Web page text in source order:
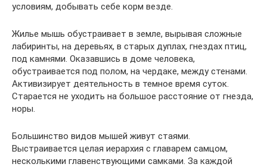
условиям, добывать себе корм везде.
Жилье мышь обустраивает в земле, вырывая сложные
лабиринты, на деревьях, в старых дуплах, гнездах птиц,
под камнями. Оказавшись в доме человека,
обустраивается под полом, на чердаке, между стенами.
Активизирует деятельность в темное время суток.
Старается не уходить на большое расстояние от гнезда,
норы.
Большинство видов мышей живут стаями.
Выстраивается целая иерархия с главарем самцом,
несколькими главенствующими самками. За каждой